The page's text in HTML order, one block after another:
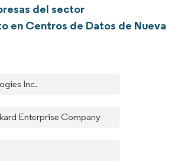
del sector
en Centros de Datos de Nueva
Inc.
Enterprise Company